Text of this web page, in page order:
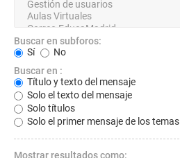
Buscar en subforos:
Sí
No
Buscar en :
Título y texto del mensaje
Solo el texto del mensaje
Solo títulos
Solo el primer mensaje de los temas
Mostrar resultados como: